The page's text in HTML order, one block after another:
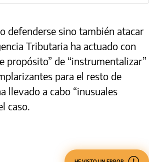
defenderse sino también atacar
Tributaria ha actuado con
propósito” de “instrumentalizar”
para el resto de
llevado a cabo “inusuales
caso.